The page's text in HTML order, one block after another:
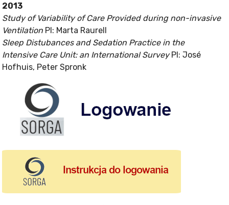
2013
Study of Variability of Care Provided during non-invasive
Ventilation PI: Marta Raurell
Sleep Distubances and Sedation Practice in the
Intensive Care Unit: an International SurveyPI: José
Hofhuis, Peter Spronk